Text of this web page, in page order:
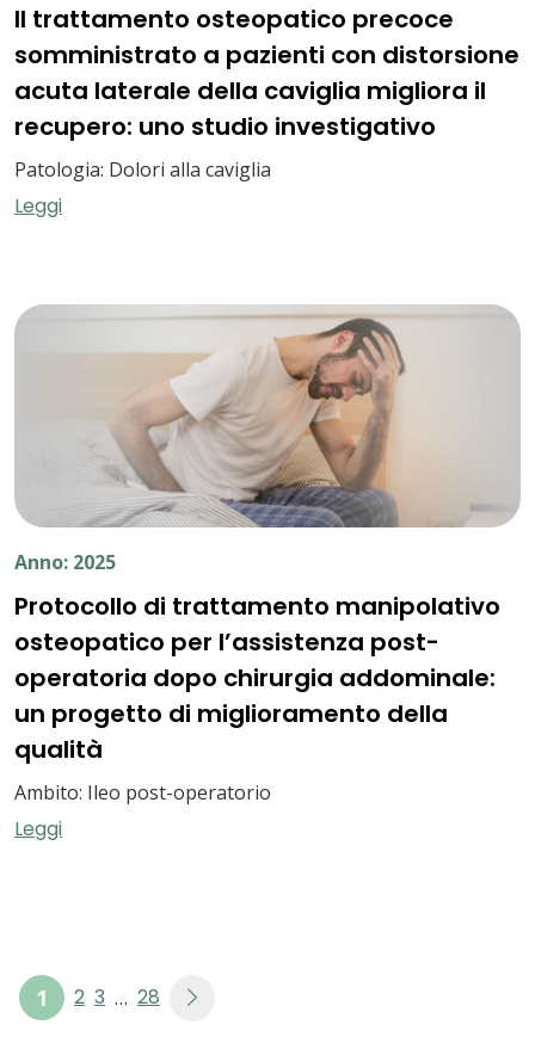
Il trattamento osteopatico precoce
somministrato a pazienti con distorsione
acuta laterale della caviglia migliora il
recupero: uno studio investigativo
Patologia: Dolori alla caviglia
Leggi
Anno: 2025
Protocollo di trattamento manipolativo
osteopatico per l’assistenza post-
operatoria dopo chirurgia addominale:
un progetto di miglioramento della
qualità
Ambito: Ileo post-operatorio
Leggi
1 2 3 … 28